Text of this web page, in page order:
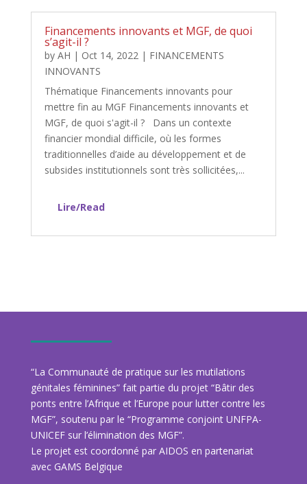
Financements innovants et MGF, de quoi
s’agit-il ?
by AH | Oct 14, 2022| FINANCEMENTS
INNOVANTS
Thématique Financements innovants pour
mettre fin au MGF Financements innovants et
MGF, de quoi s'agit-il ? Dans un contexte
financier mondial difficile, où les formes
traditionnelles d’aide au développement et de
subsides institutionnels sont très sollicitées,...
Lire/Read
“La Communauté de pratique sur les mutilations
génitales féminines” fait partie du projet “Bâtir des
ponts entre l’Afrique et l’Europe pour lutter contre les
MGF”, soutenu par le “Programme conjoint UNFPA-
UNICEF sur l’élimination des MGF”.
Le projet est coordonné par AIDOS en partenariat
avec GAMS Belgique